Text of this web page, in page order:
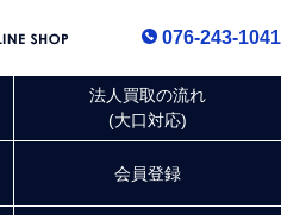
076-243-1041
法人買取の流れ
(大口対応)
会員登録